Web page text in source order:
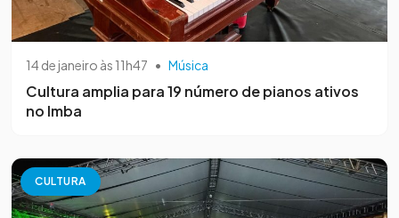
14 de janeiro às 11h47 • Música
Cultura amplia para 19 número de pianos ativos
no Imba
CULTURA